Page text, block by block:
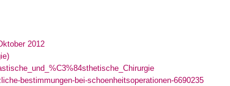
2012
bestimmungen-bei-schoenheitsoperationen-6690235